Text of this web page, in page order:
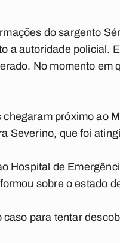
do sargento
a autoridade policial.
No momento em
chegaram próximo ao
Severino, que foi
Hospital de
sobre o estado
caso para tentar